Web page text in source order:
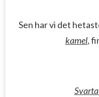
Sen har vi det
kamel,